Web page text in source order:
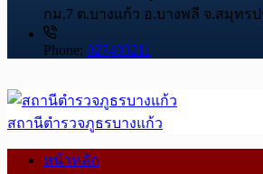
กม.7 ต.บางแก้ว อ.บางพลี จ.สมุทรป
Phone: 027403211
สถานีตำรวจภูธรบางแก้ว
หน้าหลัก